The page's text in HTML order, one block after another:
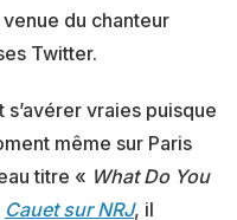
du chanteur
Twitter.
vraies puisque
même sur Paris
titre « What Do You
Cauet sur NRJ, il